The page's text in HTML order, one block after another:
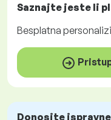
Saznajte jeste li
Besplatna
Donosite